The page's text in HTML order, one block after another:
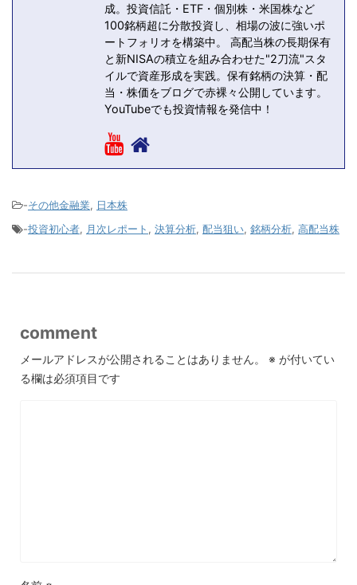
成。投資信託・ETF・個別株・米国株など
100銘柄超に分散投資し、相場の波に強いポ
ートフォリオを構築中。 高配当株の長期保有
と新NISAの積立を組み合わせた"2刀流"スタ
イルで資産形成を実践。保有銘柄の決算・配
当・株価をブログで赤裸々公開しています。
YouTubeでも投資情報を発信中！
-その他金融業, 日本株
-投資初心者, 月次レポート , 決算分析, 配当狙い, 銘柄分析, 高配当株
comment
メールアドレスが公開されることはありません。 ※ が付いてい
る欄は必須項目です